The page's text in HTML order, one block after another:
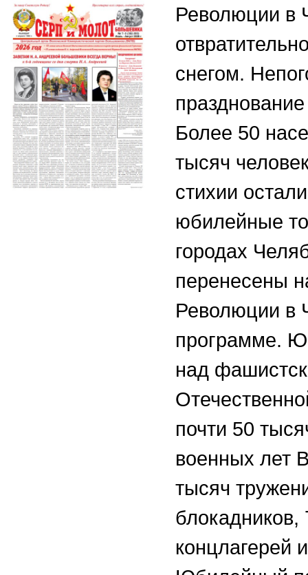
Революции в
снегом.
Более 50
тысяч
стихии
юбилейные
городах
перенесены
Революции в
программе.
над
почти 50
военных лет
тысяч
концлагерей